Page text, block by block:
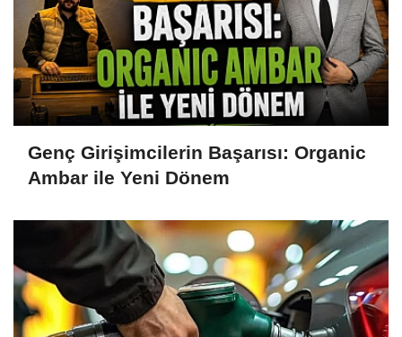
Genç Girişimcilerin Başarısı: Organic
Ambar ile Yeni Dönem